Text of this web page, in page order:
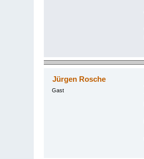
Jürgen Rosche
Gast